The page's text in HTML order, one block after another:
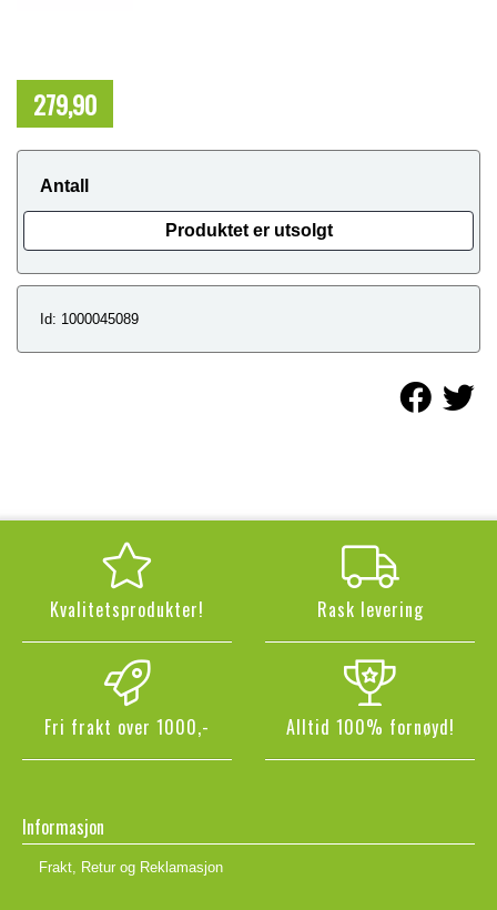
279,90
Antall
Produktet er utsolgt
Id: 1000045089
Kvalitetsprodukter! Rask levering
Fri frakt over 1000,- Alltid 100% fornøyd!
Informasjon
Frakt, Retur og Reklamasjon